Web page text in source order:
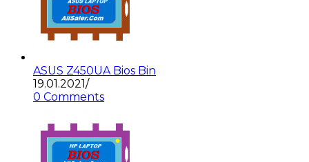
ASUS Z450UA Bios Bin
19.01.2021/
0 Comments